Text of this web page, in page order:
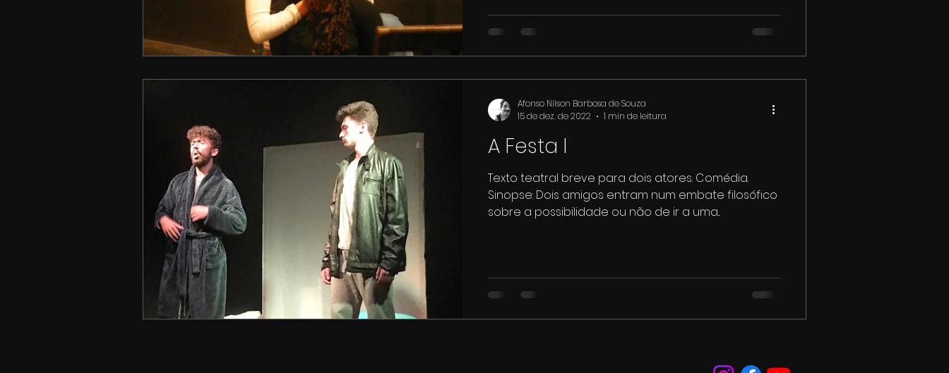
A Festa I
Texto teatral breve para dois atores. Comédia.
Sinopse: Dois amigos entram num embate filosófico
sobre a possibilidade ou não de ir a uma...
Afonso Nilson Barbosa de Souza
15 de dez. de 2022
1 min de leitura